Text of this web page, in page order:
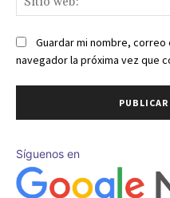
Guardar mi nombre,
navegador la próxima vez que
Síguenos en